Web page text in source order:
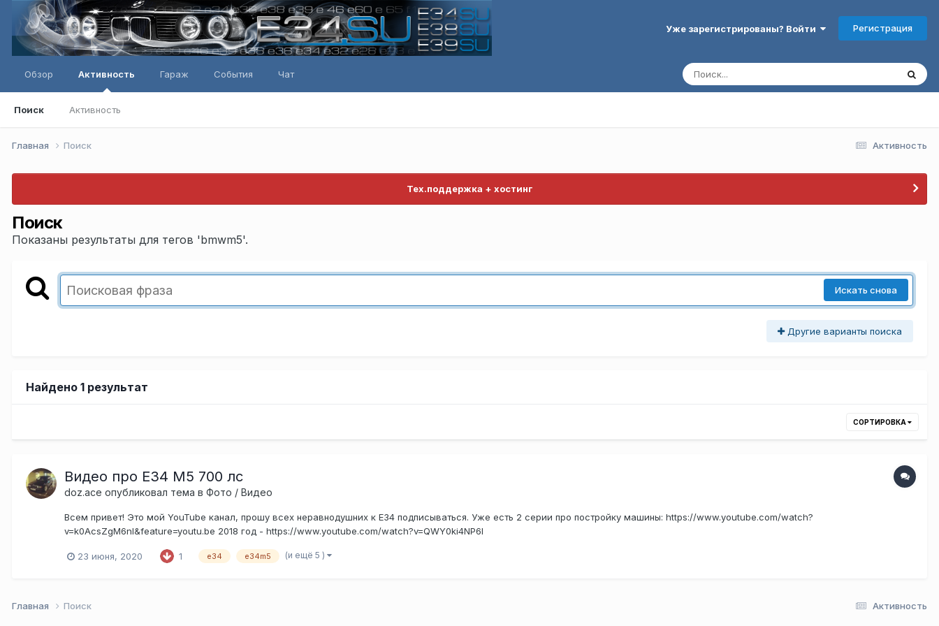
Уже зарегистрированы? Войти Регистрация
Обзор Активность
Поиск Активность
Гараж События Чат
Активность
Главная Поиск
Тех.поддержка + хостинг
Поиск
Показаны результаты для тегов 'bmwm5'.
Искать снова
Другие варианты поиска
Найдено 1 результат
СОРТИРОВКА
Видео про E34 M5 700 лс
doz.ace опубликовал тема в Фото / Видео
Всем привет! Это мой YouTube канал, прошу всех неравнодушних к E34 подписываться. Уже есть 2 серии про постройку машины: https://www.youtube.com/watch?
v=k0AcsZgM6nI&feature=youtu.be 2018 год - https://www.youtube.com/watch?v=QWY0ki4NP6I
23 июня, 2020 1 e34 e34m5 (и ещё 5 )
Активность
Главная Поиск